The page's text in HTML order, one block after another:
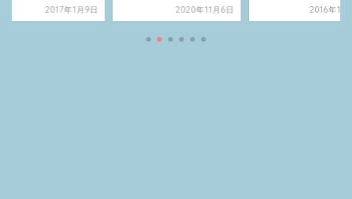
2017年1月9日 2020年11月6日 2016年11